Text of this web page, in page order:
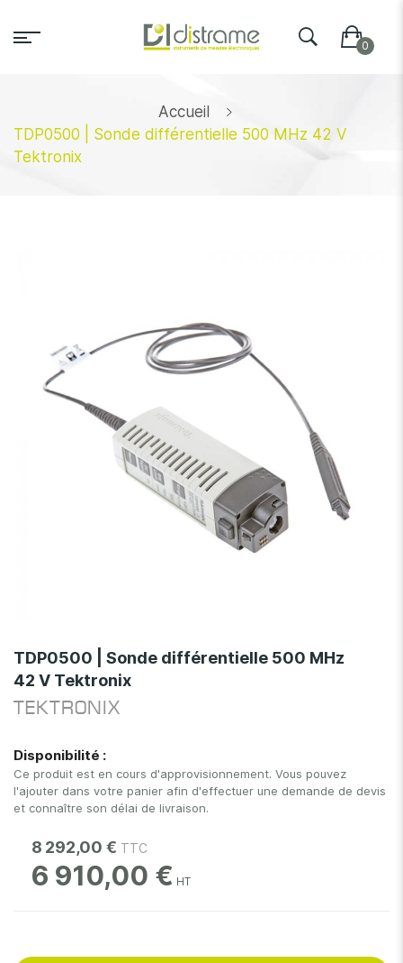
Accueil
TDP0500 | Sonde différentielle 500 MHz 42 V
Tektronix
images
gallery
to
the
beginning
of
images
gallery
TDP0500 | Sonde différentielle 500 MHz
42 V Tektronix
TEKTRONIX
Disponibilité :
Ce produit est en cours d'approvisionnement. Vous pouvez
l'ajouter dans votre panier afin d'effectuer une demande de devis
et connaître son délai de livraison.
8 292,00 €
6 910,00 €